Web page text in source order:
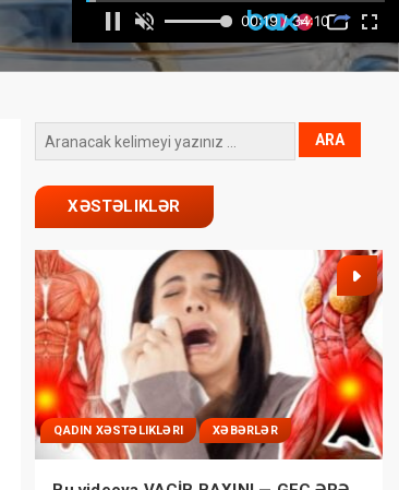
XƏSTƏLIKLƏR
QADIN XƏSTƏLIKLƏRI XƏBƏRLƏR